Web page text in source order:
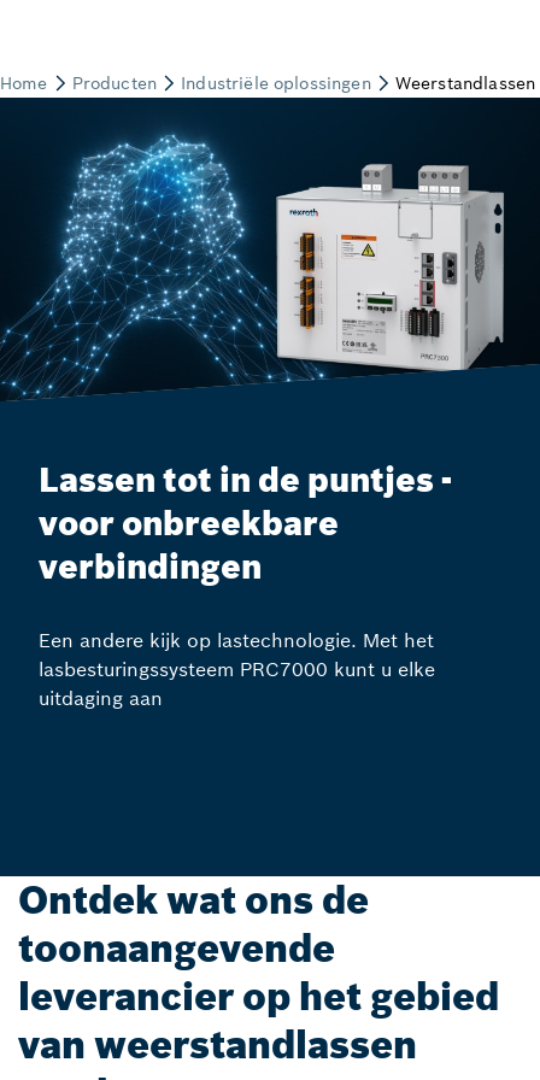
Lassen tot in de puntjes -
voor onbreekbare
verbindingen
Een andere kijk op lastechnologie. Met het
lasbesturingssysteem PRC7000 kunt u elke
uitdaging aan
Ontdek wat ons de
toonaangevende
leverancier op het gebied
van weerstandlassen